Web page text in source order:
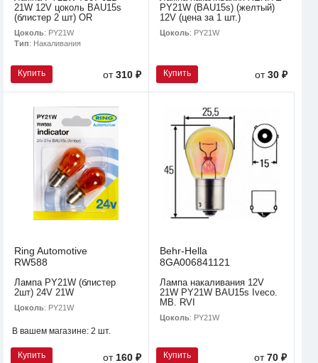
21W 12V цоколь BAU15s
(блистер 2 шт) OR
Цоколь: PY21W
Тип: Накаливания
Купить от310 ₽
PY21W (BAU15s) (желтый)
12V (цена за 1 шт.)
Цоколь: PY21W
Купить от30 ₽
Ring Automotive
RW588
Лампа PY21W (блистер
2шт) 24V 21W
Цоколь: PY21W
В вашем магазине: 2 шт.
Купить от 160 ₽
Behr-Hella
8GA006841121
Лампа накаливания 12V
21W PY21W BAU15s Iveco.
MB. RVI
Цоколь: PY21W
Купить от70 ₽